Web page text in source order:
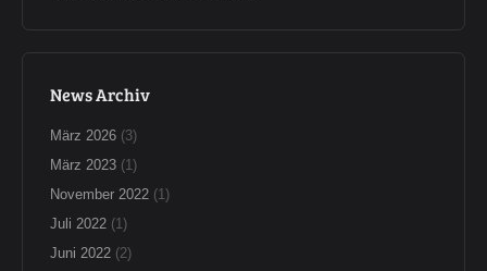
News Archiv
März 2026 (3)
März 2023 (1)
November 2022 (1)
Juli 2022 (1)
Juni 2022 (2)